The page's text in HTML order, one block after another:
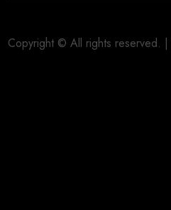
Copyright © All rights reserved. |